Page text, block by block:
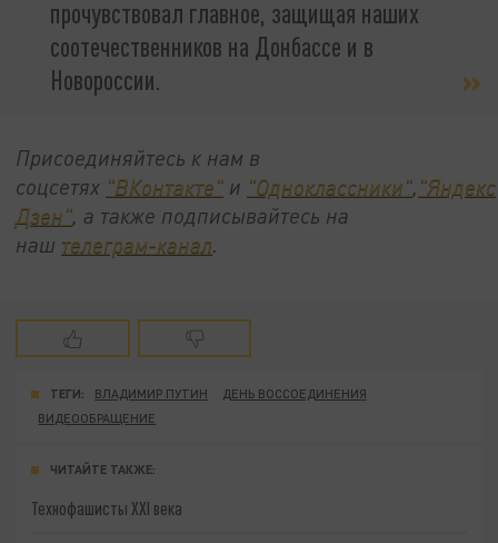
прочувствовал главное, защищая наших
соотечественников на Донбассе и в
Новороссии.
Присоединяйтесь к нам в
соцсетях "ВКонтакте" и "Одноклассники", "Яндекс
Дзен", а также подписывайтесь на
наш телеграм-канал.
ТЕГИ: ВЛАДИМИР ПУТИН
ДЕНЬ ВОССОЕДИНЕНИЯ
ВИДЕООБРАЩЕНИЕ
ЧИТАЙТЕ ТАКЖЕ:
Технофашисты XXI века